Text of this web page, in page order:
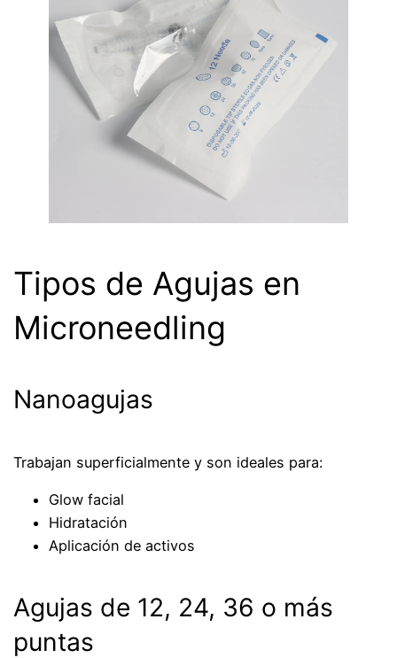
Tipos de Agujas en
Microneedling
Nanoagujas
Trabajan superficialmente y son ideales para:
Glow facial
Hidratación
Aplicación de activos
Agujas de 12, 24, 36 o más
puntas